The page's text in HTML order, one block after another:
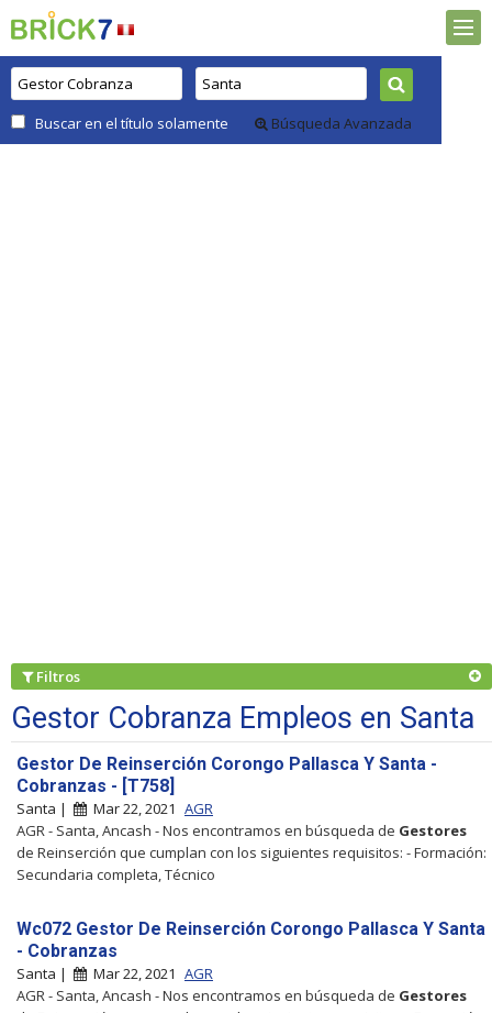
Buscar en el título solamente Búsqueda Avanzada
Filtros
Gestor Cobranza Empleos en Santa
Gestor De Reinserción Corongo Pallasca Y Santa -
Cobranzas - [T758]
Santa | Mar 22, 2021 AGR
AGR - Santa, Ancash - Nos encontramos en búsqueda de Gestores
de Reinserción que cumplan con los siguientes requisitos: - Formación:
Secundaria completa, Técnico
Wc072 Gestor De Reinserción Corongo Pallasca Y Santa
- Cobranzas
Santa | Mar 22, 2021 AGR
AGR - Santa, Ancash - Nos encontramos en búsqueda de Gestores